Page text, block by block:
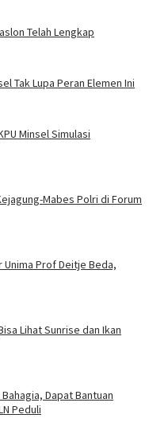
Telah Lengkap
Tak Lupa Peran Elemen Ini
Minsel Simulasi
Mabes Polri di Forum
Unima Prof Deitje Beda,
Lihat Sunrise dan Ikan
Dapat Bantuan
Peduli